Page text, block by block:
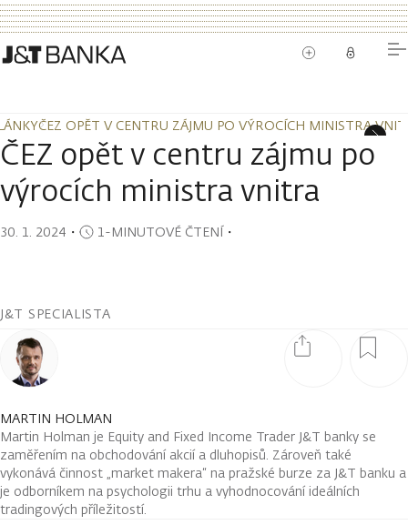
ČEZ OPĚT V CENTRU ZÁJMU PO VÝROCÍCH MINISTRA
ČEZ OPĚT V CENTRU ZÁJMU PO VÝROCÍCH MINISTRA
ČEZ opět v centru zájmu po
výrocích ministra vnitra
30. 1. 2024 ・ 1-MINUTOVÉ ČTENÍ・
J&T SPECIALISTA
MARTIN HOLMAN
Martin Holman je Equity and Fixed Income Trader J&T banky se
zaměřením na obchodování akcií a dluhopisů. Zároveň také
vykonává činnost „market makera“ na pražské burze za J&T banku a
je odborníkem na psychologii trhu a vyhodnocování ideálních
tradingových příležitostí.